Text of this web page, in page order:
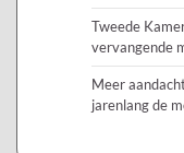
Tweede
vervangende
Meer
jarenlang de